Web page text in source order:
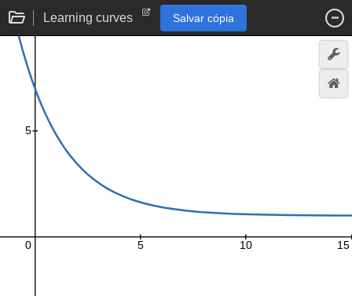
Learning curves Salvar cópia